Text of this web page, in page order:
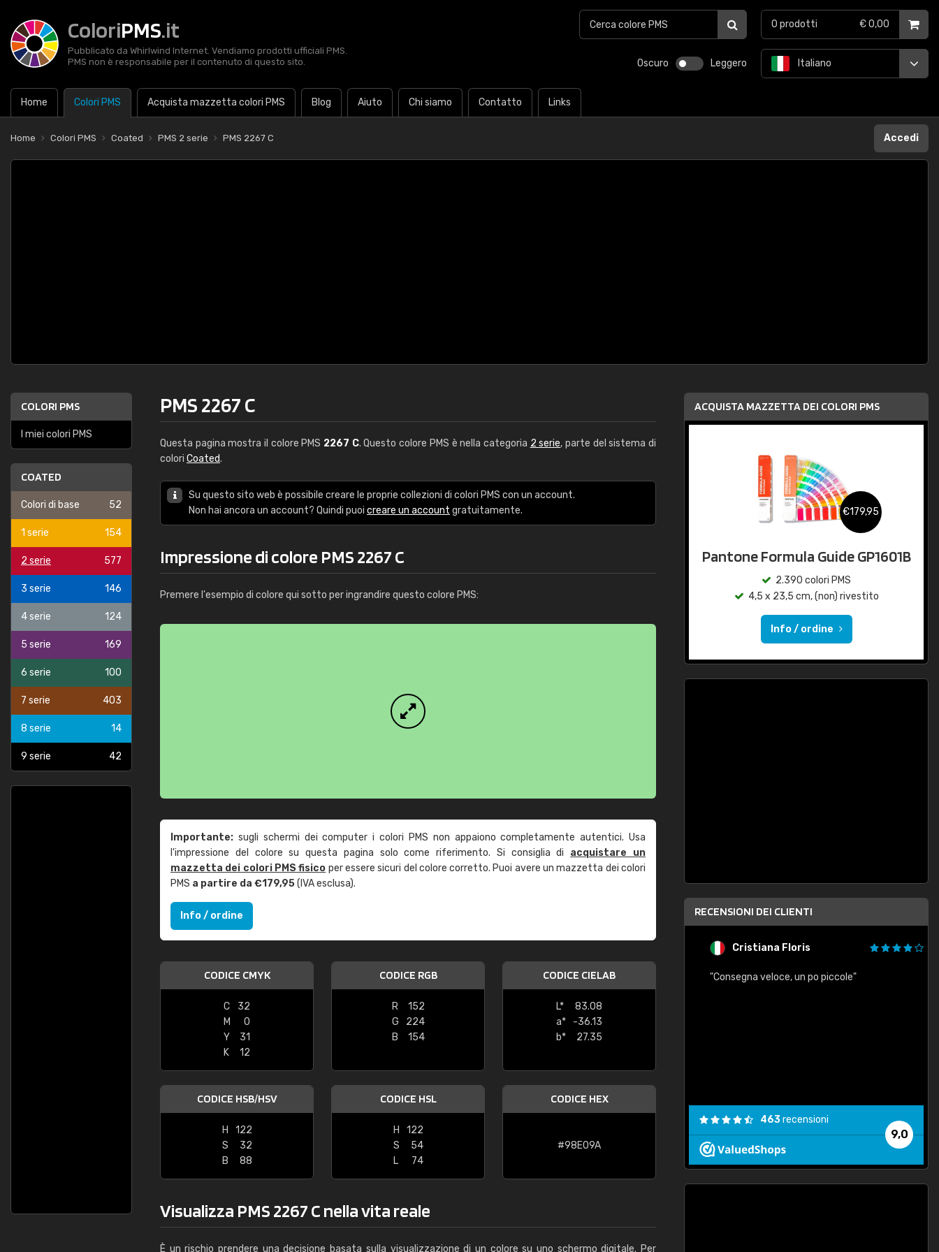
ColoriPMS.it
Pubblicato da Whirlwind Internet. Vendiamo prodotti ufficiali PMS.
PMS non è responsabile per il contenuto di questo sito.
Oscuro Leggero
Home Colori PMS Acquista mazzetta colori PMS Blog Aiuto Chi siamo Contatto Links
Italiano
0 prodotti € 0,00
Home Colori PMS Coated PMS 2 serie PMS 2267 C Accedi
COLORI PMS
I miei colori PMS
COATED
Colori di base 52
1 serie 154
2 serie 577
3 serie 146
4 serie 124
5 serie 169
6 serie 100
7 serie 403
8 serie 14
9 serie 42
PMS 2267 C
Questa pagina mostra il colore PMS 2267 C. Questo colore PMS è nella categoria 2 serie, parte del sistema di
colori Coated.
Su questo sito web è possibile creare le proprie collezioni di colori PMS con un account.
Non hai ancora un account? Quindi puoi creare un account gratuitamente.
Impressione di colore PMS 2267 C
Premere l'esempio di colore qui sotto per ingrandire questo colore PMS:
Importante: sugli schermi dei computer i colori PMS non appaiono completamente autentici. Usa
l'impressione del colore su questa pagina solo come riferimento. Si consiglia di acquistare un
mazzetta dei colori PMS fisico per essere sicuri del colore corretto. Puoi avere un mazzetta dei colori
PMS a partire da €179,95(IVA esclusa).
Info / ordine
CODICE CMYK
C
32
M
0
Y
31
K
12
CODICE RGB
R
152
G
224
B
154
CODICE CIELAB
L*
83.08
a*
-36.13
b*
27.35
CODICE HSB/HSV
H
122
S
32
B
88
CODICE HSL
H
122
S
54
L
74
CODICE HEX
#98E09A
Visualizza PMS 2267 C nella vita reale
È un rischio prendere una decisione basata sulla visualizzazione di un colore su uno schermo digitale. Per
ACQUISTA MAZZETTA DEI COLORI PMS
€179,95
Pantone Formula Guide GP1601B
2.390 colori PMS
4,5 x 23,5 cm, (non) rivestito
Info / ordine
RECENSIONI DEI CLIENTI
Cristiana Floris
"Consegna veloce, un po piccole"
9,0
463recensioni